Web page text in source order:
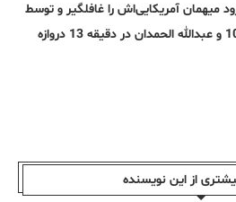
میهمان آمریکایی‌اش را غافلگیر و توسط
الکساندر میتروویچ در دقیقه 10 و عبدالله الحمدان در دقیقه 13 دروازه
از این نویسندە